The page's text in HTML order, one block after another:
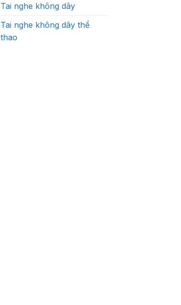
Tai nghe không dây
Tai nghe không dây thể
thao